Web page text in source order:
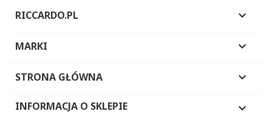
RICCARDO.PL 
MARKI 
STRONA GŁÓWNA 
INFORMACJA O SKLEPIE 